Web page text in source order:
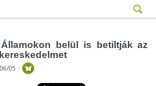
belül is betiltják az
05